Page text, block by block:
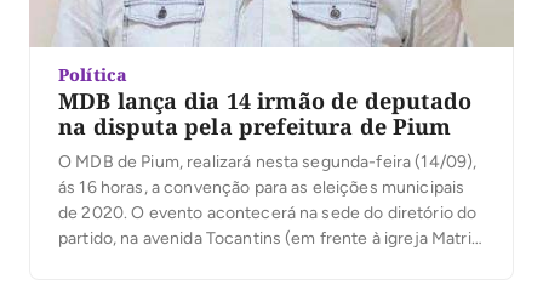
Política
MDB lança dia 14 irmão de deputado
na disputa pela prefeitura de Pium
O MDB de Pium, realizará nesta segunda-feira (14/09),
ás 16 horas, a convenção para as eleições municipais
de 2020. O evento acontecerá na sede do diretório do
partido, na avenida Tocantins (em frente à igreja Matriz